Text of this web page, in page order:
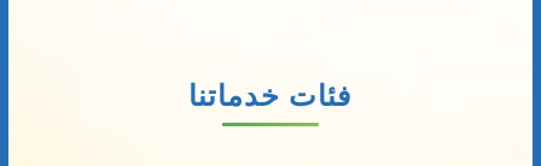
فئات خدماتنا